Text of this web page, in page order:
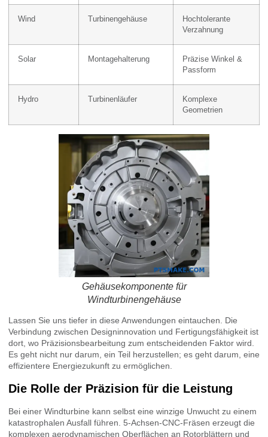
Wind Turbinengehäuse
Hochtolerante
Verzahnung
Solar Montagehalterung
Präzise Winkel &
Passform
Hydro Turbinenläufer
Komplexe
Geometrien
Gehäusekomponente für
Windturbinengehäuse
Lassen Sie uns tiefer in diese Anwendungen eintauchen. Die
Verbindung zwischen Designinnovation und Fertigungsfähigkeit ist
dort, wo Präzisionsbearbeitung zum entscheidenden Faktor wird.
Es geht nicht nur darum, ein Teil herzustellen; es geht darum, eine
effizientere Energiezukunft zu ermöglichen.
Die Rolle der Präzision für die Leistung
Bei einer Windturbine kann selbst eine winzige Unwucht zu einem
katastrophalen Ausfall führen. 5-Achsen-CNC-Fräsen erzeugt die
komplexen aerodynamischen Oberflächen an Rotorblättern und